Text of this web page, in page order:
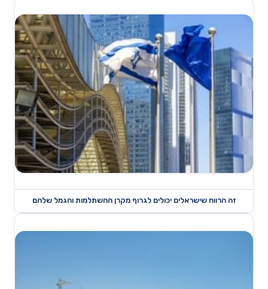
זה הרווח שישראלים יכולים לגרוף מקרן ההשתלמות והגמל שלהם